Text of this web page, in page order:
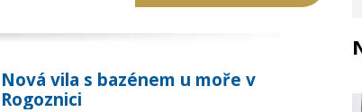
Nová vila s bazénem u moře v
Rogoznici